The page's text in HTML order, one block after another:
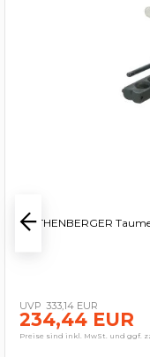
ROTHENBERGER
333,14 EUR
234,44 EUR
Preise sind inkl. MwSt. und ggf.